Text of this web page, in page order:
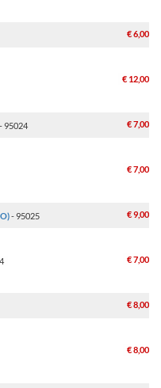
€ 6,00
€ 12,00
- 95024 € 7,00
€ 7,00
- 95025 € 9,00
€ 7,00
€ 8,00
€ 8,00